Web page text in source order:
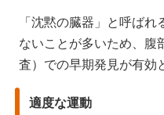
「沈黙の臓器」と呼ば
ないことが多いため、腹
査）での早期発見が有効
適度な運動